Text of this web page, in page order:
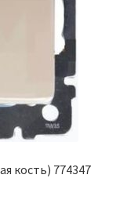
кость) 774347